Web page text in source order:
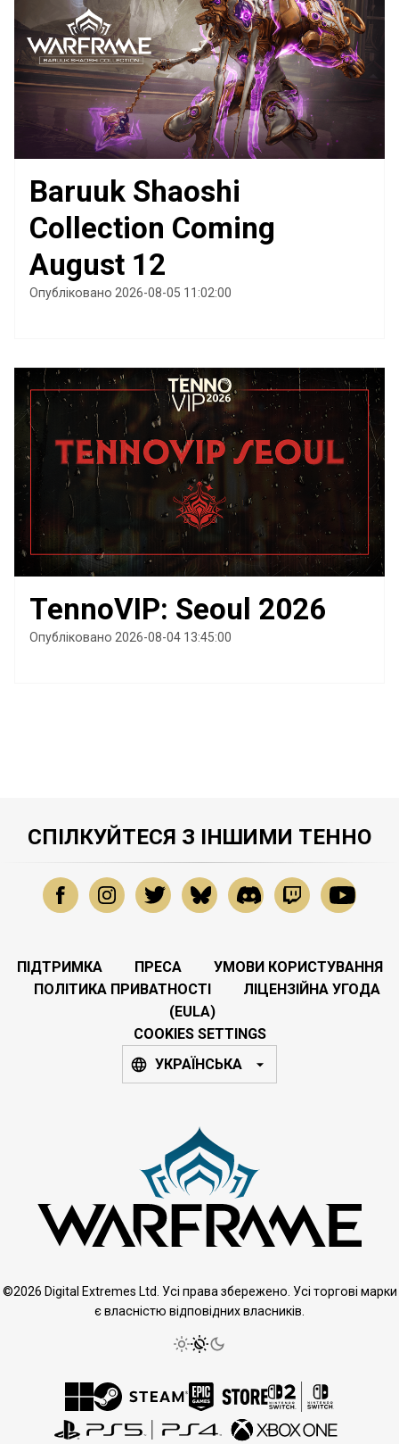
Baruuk Shaoshi
Collection Coming
August 12
Опубліковано 2026-08-05 11:02:00
TennoVIP: Seoul 2026
Опубліковано 2026-08-04 13:45:00
СПІЛКУЙТЕСЯ З ІНШИМИ ТЕННО
ПІДТРИМКА ПРЕСА
УМОВИ КОРИСТУВАННЯ
ПОЛІТИКА ПРИВАТНОСТІ
ЛІЦЕНЗІЙНА УГОДА
(EULA)
COOKIES SETTINGS
УКРАЇНСЬКА
©2026 Digital Extremes Ltd. Усі права збережено. Усі торгові марки
є власністю відповідних власників.